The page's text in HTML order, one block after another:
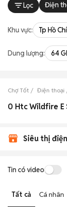
Lọc Điện
Khu vực: Tp Hồ
Dung lượng: 64
Chợ Tốt Điện thoại
Siêu thị
Tin có video
Tất cả Cá nhân